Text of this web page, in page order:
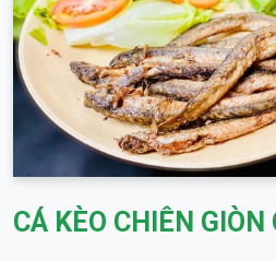
CÁ KÈO CHIÊN